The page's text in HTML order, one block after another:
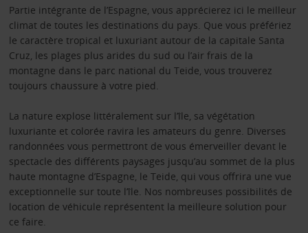
Partie intégrante de l’Espagne, vous apprécierez ici le meilleur
climat de toutes les destinations du pays. Que vous préfériez
le caractère tropical et luxuriant autour de la capitale Santa
Cruz, les plages plus arides du sud ou l’air frais de la
montagne dans le parc national du Teide, vous trouverez
toujours chaussure à votre pied.
La nature explose littéralement sur l’île, sa végétation
luxuriante et colorée ravira les amateurs du genre. Diverses
randonnées vous permettront de vous émerveiller devant le
spectacle des différents paysages jusqu’au sommet de la plus
haute montagne d’Espagne, le Teide, qui vous offrira une vue
exceptionnelle sur toute l’île. Nos nombreuses possibilités de
location de véhicule représentent la meilleure solution pour
ce faire.